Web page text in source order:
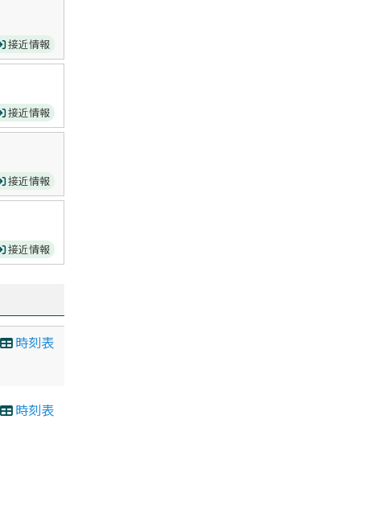
接近情報
接近情報
接近情報
接近情報
時刻表
時刻表